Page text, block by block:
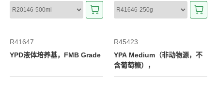
R41647
YPD液体培养基，FMB Grade
R45423
YPA Medium（非动物源，不
含葡萄糖），